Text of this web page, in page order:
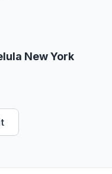
New York